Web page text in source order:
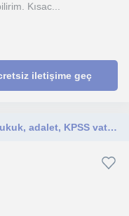
Kısac...
iletişime geç
Pratiğe yönelik disiplinli yaklaşım. Hukuk, adalet, KPSS vatandaşlık gibi.